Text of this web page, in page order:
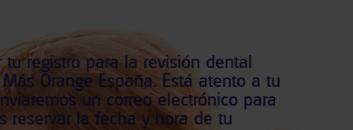
tu registro para la revisión dental
Orange España. Está atento a tu
un correo electrónico para
reservar la fecha y hora de tu